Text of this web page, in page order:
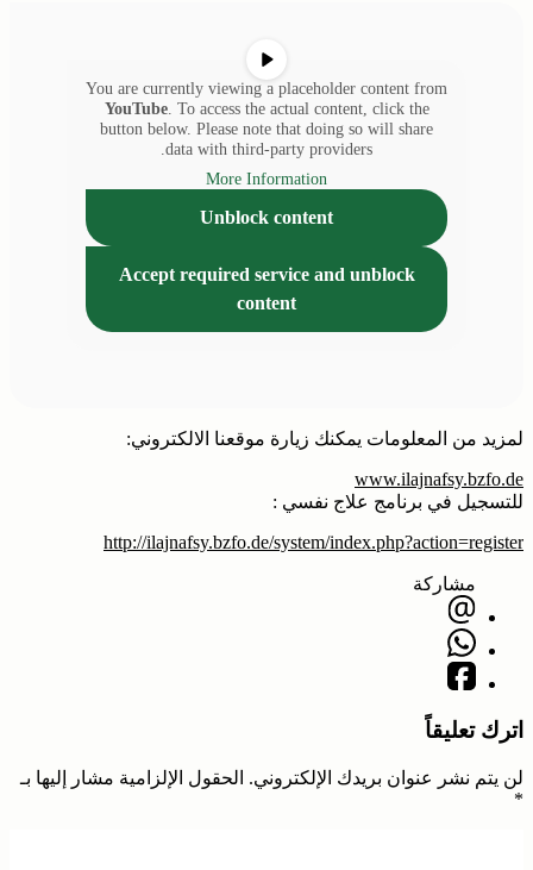
You are currently viewing a placeholder content from
YouTube. To access the actual content, click the
button below. Please note that doing so will share
data with third-party providers.
More Information
Unblock content
Accept required service and unblock
content
لمزيد من المعلومات يمكنك زيارة موقعنا الالكتروني:
www.ilajnafsy.bzfo.de
للتسجيل في برنامج علاج نفسي :
http://ilajnafsy.bzfo.de/system/index.php?action=register
مشاركة
اترك تعليقاً
لن يتم نشر عنوان بريدك الإلكتروني. الحقول الإلزامية مشار إليها بـ
*